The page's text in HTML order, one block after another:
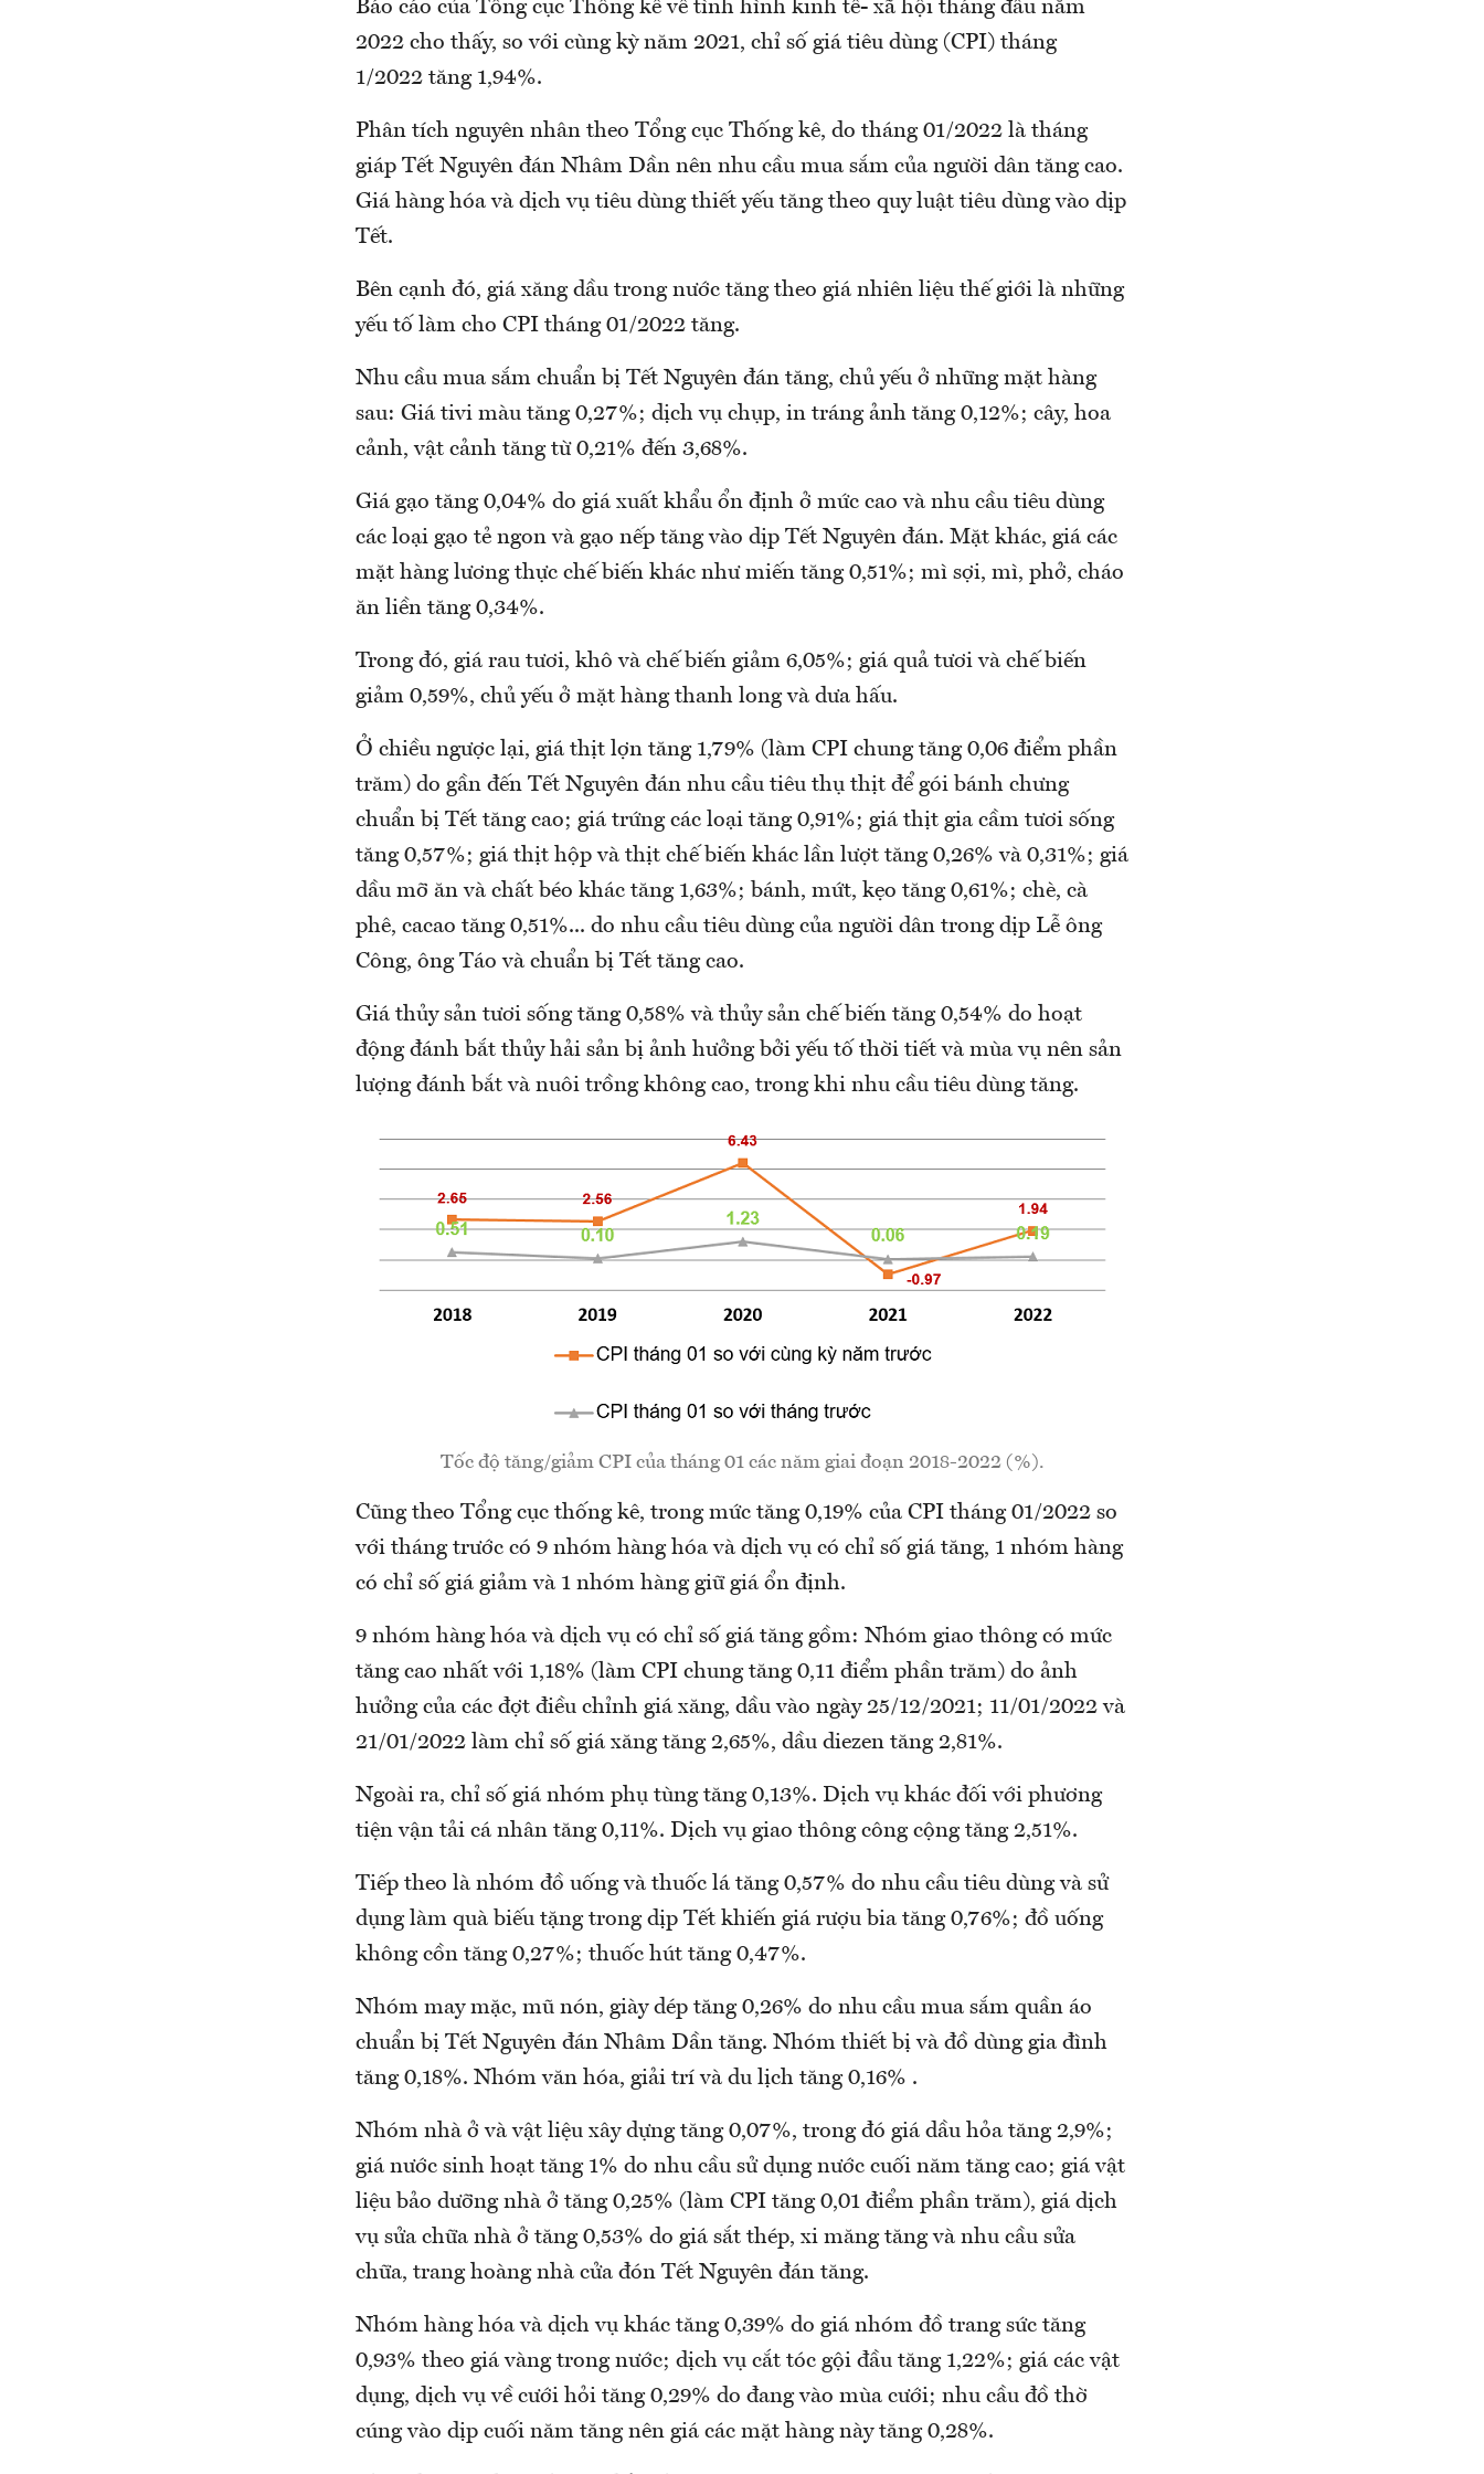
Báo cáo của Tổng cục Thống kê về tình hình kinh tế- xã hội tháng đầu năm
2022 cho thấy, so với cùng kỳ năm 2021, chỉ số giá tiêu dùng (CPI) tháng
1/2022 tăng 1,94%.
Phân tích nguyên nhân theo Tổng cục Thống kê, do tháng 01/2022 là tháng
giáp Tết Nguyên đán Nhâm Dần nên nhu cầu mua sắm của người dân tăng cao.
Giá hàng hóa và dịch vụ tiêu dùng thiết yếu tăng theo quy luật tiêu dùng vào dịp
Tết.
Bên cạnh đó, giá xăng dầu trong nước tăng theo giá nhiên liệu thế giới là những
yếu tố làm cho CPI tháng 01/2022 tăng.
Nhu cầu mua sắm chuẩn bị Tết Nguyên đán tăng, chủ yếu ở những mặt hàng
sau: Giá tivi màu tăng 0,27%; dịch vụ chụp, in tráng ảnh tăng 0,12%; cây, hoa
cảnh, vật cảnh tăng từ 0,21% đến 3,68%.
Giá gạo tăng 0,04% do giá xuất khẩu ổn định ở mức cao và nhu cầu tiêu dùng
các loại gạo tẻ ngon và gạo nếp tăng vào dịp Tết Nguyên đán. Mặt khác, giá các
mặt hàng lương thực chế biến khác như miến tăng 0,51%; mì sợi, mì, phở, cháo
ăn liền tăng 0,34%.
Trong đó, giá rau tươi, khô và chế biến giảm 6,05%; giá quả tươi và chế biến
giảm 0,59%, chủ yếu ở mặt hàng thanh long và dưa hấu.
Ở chiều ngược lại, giá thịt lợn tăng 1,79% (làm CPI chung tăng 0,06 điểm phần
trăm) do gần đến Tết Nguyên đán nhu cầu tiêu thụ thịt để gói bánh chưng
chuẩn bị Tết tăng cao; giá trứng các loại tăng 0,91%; giá thịt gia cầm tươi sống
tăng 0,57%; giá thịt hộp và thịt chế biến khác lần lượt tăng 0,26% và 0,31%; giá
dầu mỡ ăn và chất béo khác tăng 1,63%; bánh, mứt, kẹo tăng 0,61%; chè, cà
phê, cacao tăng 0,51%... do nhu cầu tiêu dùng của người dân trong dịp Lễ ông
Công, ông Táo và chuẩn bị Tết tăng cao.
Giá thủy sản tươi sống tăng 0,58% và thủy sản chế biến tăng 0,54% do hoạt
động đánh bắt thủy hải sản bị ảnh hưởng bởi yếu tố thời tiết và mùa vụ nên sản
lượng đánh bắt và nuôi trồng không cao, trong khi nhu cầu tiêu dùng tăng.
Tốc độ tăng/giảm CPI của tháng 01 các năm giai đoạn 2018-2022 (%).
Cũng theo Tổng cục thống kê, trong mức tăng 0,19% của CPI tháng 01/2022 so
với tháng trước có 9 nhóm hàng hóa và dịch vụ có chỉ số giá tăng, 1 nhóm hàng
có chỉ số giá giảm và 1 nhóm hàng giữ giá ổn định.
9 nhóm hàng hóa và dịch vụ có chỉ số giá tăng gồm: Nhóm giao thông có mức
tăng cao nhất với 1,18% (làm CPI chung tăng 0,11 điểm phần trăm) do ảnh
hưởng của các đợt điều chỉnh giá xăng, dầu vào ngày 25/12/2021; 11/01/2022 và
21/01/2022 làm chỉ số giá xăng tăng 2,65%, dầu diezen tăng 2,81%.
Ngoài ra, chỉ số giá nhóm phụ tùng tăng 0,13%. Dịch vụ khác đối với phương
tiện vận tải cá nhân tăng 0,11%. Dịch vụ giao thông công cộng tăng 2,51%.
Tiếp theo là nhóm đồ uống và thuốc lá tăng 0,57% do nhu cầu tiêu dùng và sử
dụng làm quà biếu tặng trong dịp Tết khiến giá rượu bia tăng 0,76%; đồ uống
không cồn tăng 0,27%; thuốc hút tăng 0,47%.
Nhóm may mặc, mũ nón, giày dép tăng 0,26% do nhu cầu mua sắm quần áo
chuẩn bị Tết Nguyên đán Nhâm Dần tăng. Nhóm thiết bị và đồ dùng gia đình
tăng 0,18%. Nhóm văn hóa, giải trí và du lịch tăng 0,16% .
Nhóm nhà ở và vật liệu xây dựng tăng 0,07%, trong đó giá dầu hỏa tăng 2,9%;
giá nước sinh hoạt tăng 1% do nhu cầu sử dụng nước cuối năm tăng cao; giá vật
liệu bảo dưỡng nhà ở tăng 0,25% (làm CPI tăng 0,01 điểm phần trăm), giá dịch
vụ sửa chữa nhà ở tăng 0,53% do giá sắt thép, xi măng tăng và nhu cầu sửa
chữa, trang hoàng nhà cửa đón Tết Nguyên đán tăng.
Nhóm hàng hóa và dịch vụ khác tăng 0,39% do giá nhóm đồ trang sức tăng
0,93% theo giá vàng trong nước; dịch vụ cắt tóc gội đầu tăng 1,22%; giá các vật
dụng, dịch vụ về cưới hỏi tăng 0,29% do đang vào mùa cưới; nhu cầu đồ thờ
cúng vào dịp cuối năm tăng nên giá các mặt hàng này tăng 0,28%.